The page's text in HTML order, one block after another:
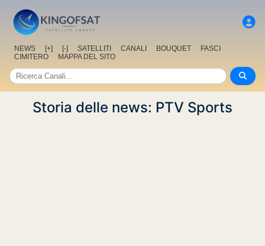
NEWS [+] [-] SATELLITI CANALI BOUQUET
FASCI
CIMITERO
MAPPA DEL SITO
Storia delle news: PTV Sports